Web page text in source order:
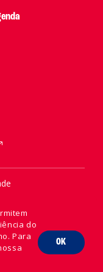
do
Para
OK